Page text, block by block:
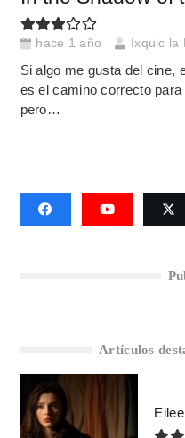
hace 1 año Ixquic la
Si algo me gusta del cine,
es el camino correcto
pero…
Artículos